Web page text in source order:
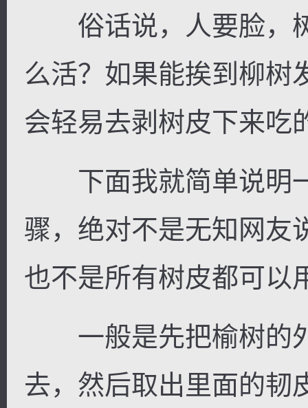
俗话说，人要脸，
么活？如果能挨到柳树
会轻易去剥树皮下来吃
下面我就简单说明
骤，绝对不是无知网友
也不是所有树皮都可以
一般是先把榆树的
去，然后取出里面的韧